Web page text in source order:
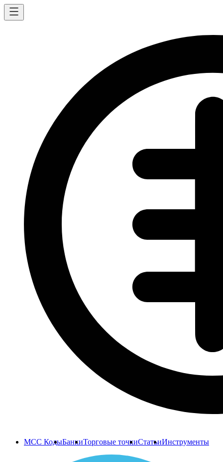
MCC КодыБанкиТорговые точкиСтатьиИнструменты